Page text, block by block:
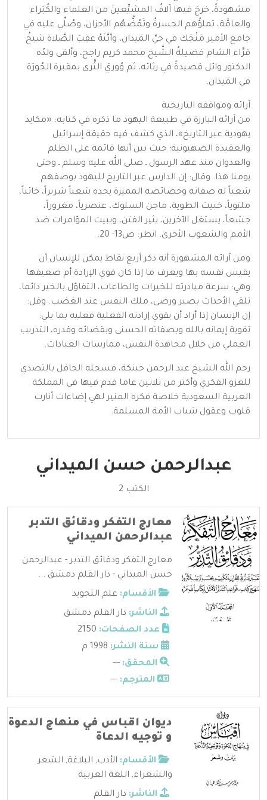
مشهودةً، خرجَ فيها آلافُ المشيِّعينَ من العلماء والكُبَراء
والعامَّة، تملؤُهم الحسرةُ وتَمُضُّهُم الأحزان، وصُلِّي عليه في
جامع الأمير مَنْجَك في حيِّ المَيدان، وأبَّنَهُ عقِبَ الصَّلاة شيخُ
قرَّاء الشام فضيلةُ الشَّيخ محمد كريم راجح، وألقى ولدُه
الدكتور وائل قصيدةً في رثائه، ثم وُوريَ الثَّرى بمقبرة الجُورَة
في المَيدان.
آرائه ومواقفه التاريخية
من آرائه البارزة في طبيعة اليهود ما ذكره في كتابه: «مكايد
يهودية عبر التاريخ»، الذي كشف فيه حقيقة إسرائيل
والعقيدة الصهيونية؛ حيث بين أنها قائمة على الظلم
والعدوان منذ عهد الرسول ـ صلى الله عليه وسلم ـ وحتى
يومنا هذا. وقال: إن الدارس عبر التاريخ لليهود بوصفهم
شعباً له صفاته وخصائصه المميزة يجده شعباً شريراً، خائناً،
ملتوياً، خبيث الطوية، ماجن السلوك، عنصرياً، مغروراً،
جشعاً، يستغل الآخرين، يثير الفتن، ويبيت المؤامرات ضد
الأمم والشعوب الأخرى. انظر: ص13- 20.
ومن آرائه المشهورة أنه ذكر أربع نقاط يمكن للإنسان أن
يقيس نفسه بها ويعرف ما إذا كان قوي الإرادة أم ضعيفها
وهي: سرعة مبادرته للخيرات والطاعات، التفاؤل بالخير دائما،
تلقي الأحداث بصبر ورضى، ملك النفس عند الغضب. وقل:
إن الإنسان إذا أراد أن يقوي إرادته الفعلية فعليه بما يلي:
تقوية إيمانه بالله وبصفاته الحسنى وبقضائه وقدره، التدريب
العملي من خلال مجاهدة النفس، ممارسات العبادات.
رحم الله الشيخ عبد الرحمن حبنكة، فسجله الحافل بالتصدي
للغزو الفكري وأكثر من ثلاثين عاما قدم فيها في المملكة
العربية السعودية خلاصة فكره المنير لهي إضاءات أنارت
قلوب وعقول شباب الأمة المسلمة.
عبدالرحمن حسن الميداني
الكتب 2
معارج التفكر ودقائق التدبر
عبدالرحمن الميداني
معارج التفكر ودقائق التدبر - عبدالرحمن
حسن الميداني - دار القلم دمشق ...
الأقسام: علم التجويد
الناشر: دار القلم دمشق
عدد الصفحات:
سنة النشر:
المحقق: ---
المترجم: ---
ديوان اقباس في منهاج الدعوة
و توجيه الدعاة
الأقسام: الأدب, البلاغة, الشعر
والشعراء, اللغة العربية
الناشر: دار القلم